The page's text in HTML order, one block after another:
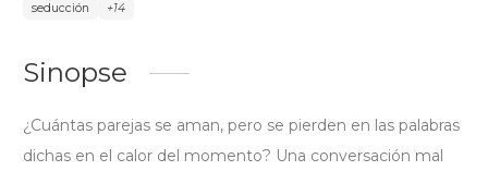
seducción
+14
Sinopse
¿Cuántas parejas se aman, pero se pierden en las palabras
dichas en el calor del momento? Una conversación mal